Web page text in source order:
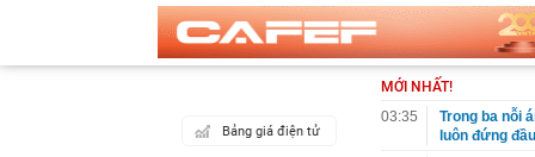
Bảng giá điện tử
MỚI NHẤT!
03:35
Trong ba nỗi
luôn đứng